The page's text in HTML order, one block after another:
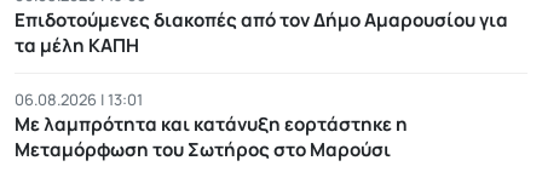
Επιδοτούμενες διακοπές από τον Δήμο Αμαρουσίου για
τα μέλη ΚΑΠΗ
06.08.2026 | 13:01
Με λαμπρότητα και κατάνυξη εορτάστηκε η
Μεταμόρφωση του Σωτήρος στο Μαρούσι